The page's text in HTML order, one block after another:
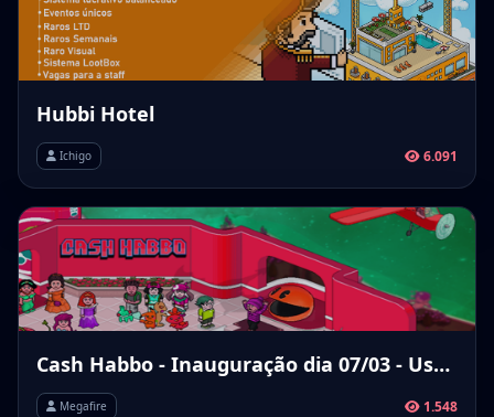
Hubbi Hotel
Ichigo 6.091
Cash Habbo - Inauguração dia 07/03 - Usuários que e entrar ganharão logo de cara 15,00R$ no PIX e iremos realizar uma Promoção valendo 150,00R$ no PIX ( CNPJ: 59.313.716/0001-91 )
Megafire 1.548